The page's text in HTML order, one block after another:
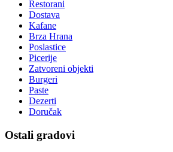
Restorani
Dostava
Kafane
Brza Hrana
Poslastice
Picerije
Zatvoreni objekti
Burgeri
Paste
Dezerti
Doručak
Ostali gradovi